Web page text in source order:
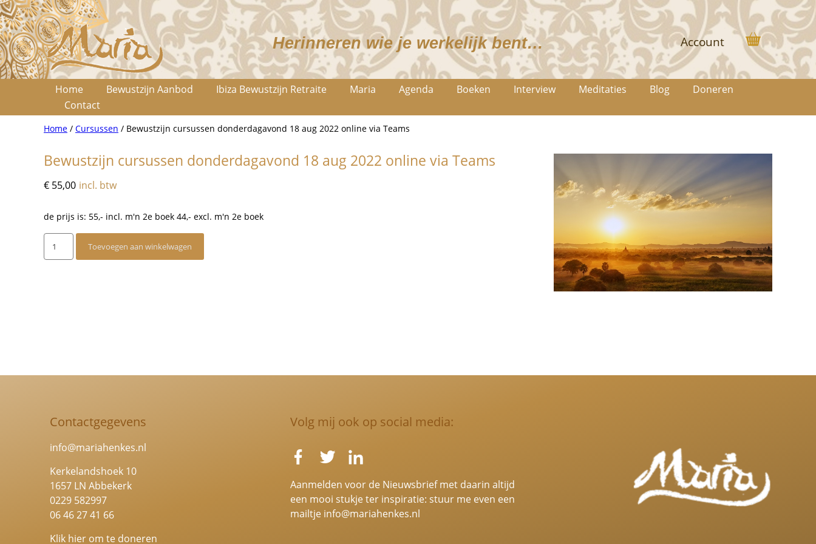
Herinneren wie je werkelijk bent… Account
Home Bewustzijn Aanbod Ibiza Bewustzijn Retraite Maria Agenda Boeken Interview Meditaties Blog
Doneren
Contact
Home / Cursussen / Bewustzijn cursussen donderdagavond 18 aug 2022 online via Teams
Bewustzijn cursussen donderdagavond 18 aug 2022 online via Teams
€ 55,00 incl. btw
de prijs is: 55,- incl. m'n 2e boek 44,- excl. m'n 2e boek
Toevoegen aan winkelwagen
Contactgegevens
info@mariahenkes.nl
Kerkelandshoek 10
1657 LN Abbekerk
0229 582997
06 46 27 41 66
Klik hier om te doneren
Volg mij ook op social media:
Aanmelden voor de Nieuwsbrief met daarin altijd
een mooi stukje ter inspiratie: stuur me even een
mailtje info@mariahenkes.nl